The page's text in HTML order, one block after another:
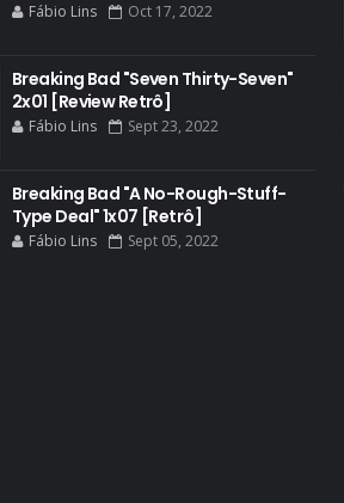
Fábio Lins Oct 17, 2022
Breaking Bad "Seven Thirty-Seven"
2x01 [Review Retrô]
Fábio Lins Sept 23, 2022
Breaking Bad "A No-Rough-Stuff-
Type Deal" 1x07 [Retrô]
Fábio Lins Sept 05, 2022